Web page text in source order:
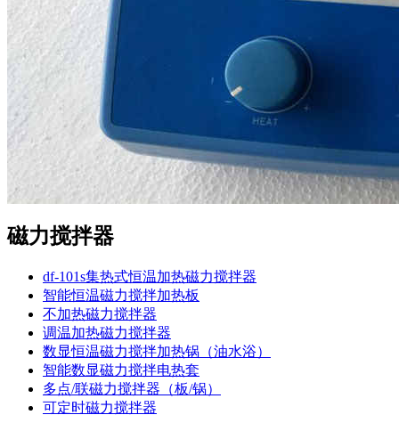
磁力搅拌器
df-101s集热式恒温加热磁力搅拌器
智能恒温磁力搅拌加热板
不加热磁力搅拌器
调温加热磁力搅拌器
数显恒温磁力搅拌加热锅（油水浴）
智能数显磁力搅拌电热套
多点/联磁力搅拌器（板/锅）
可定时磁力搅拌器